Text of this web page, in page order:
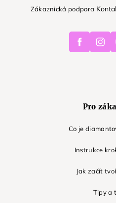
Zákaznická podpora
Facebook
Pro
Co je
Instrukce
Jak začít
Tipy a